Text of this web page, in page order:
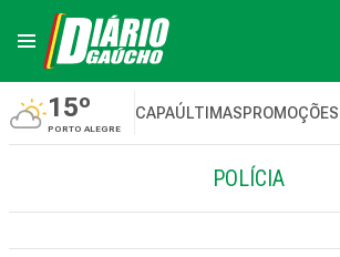
15º
PORTO ALEGRE
CAPAÚLTIMASPROMOÇÕES
POLÍCIA